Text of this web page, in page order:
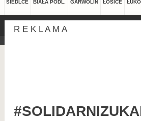
SIEDLCE BIAŁA PODL. GARWOLIN ŁOSICE
R E K L A M A